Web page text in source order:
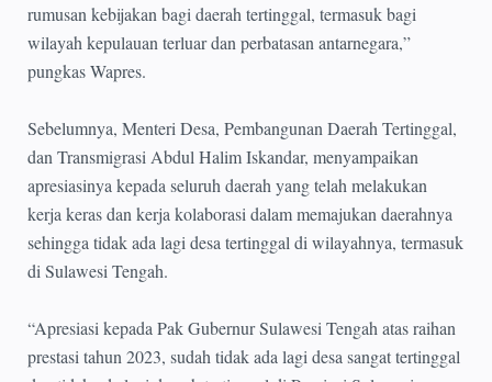
rumusan kebijakan bagi daerah tertinggal, termasuk bagi
wilayah kepulauan terluar dan perbatasan antarnegara,”
pungkas Wapres.
Sebelumnya, Menteri Desa, Pembangunan Daerah Tertinggal,
dan Transmigrasi Abdul Halim Iskandar, menyampaikan
apresiasinya kepada seluruh daerah yang telah melakukan
kerja keras dan kerja kolaborasi dalam memajukan daerahnya
sehingga tidak ada lagi desa tertinggal di wilayahnya, termasuk
di Sulawesi Tengah.
“Apresiasi kepada Pak Gubernur Sulawesi Tengah atas raihan
prestasi tahun 2023, sudah tidak ada lagi desa sangat tertinggal